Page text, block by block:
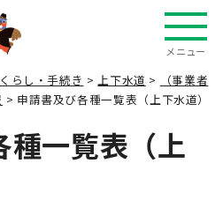
メニュー
くらし・手続き >上下水道 >
（事業者
> 申請書及び各種一覧表（上下水道）
種一覧表（上